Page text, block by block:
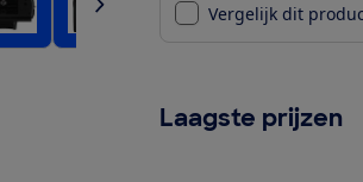
Vergelijk dit
Laagste prijzen